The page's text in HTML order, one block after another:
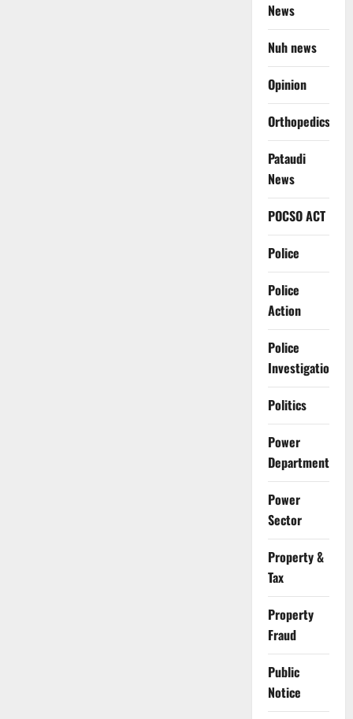
News
Nuh news
Opinion
Orthopedics
Pataudi
News
POCSO ACT
Police
Police
Action
Police
Investigation
Politics
Power
Department
Power
Sector
Property &
Tax
Property
Fraud
Public
Notice